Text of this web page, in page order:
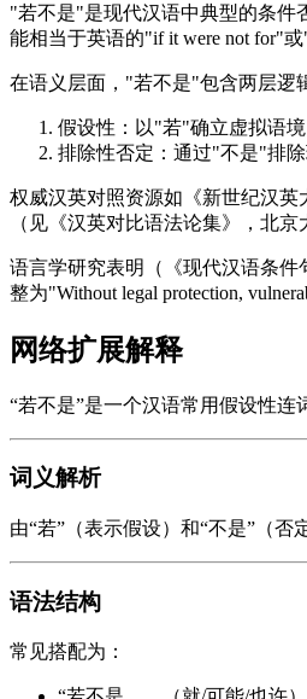
"若不是"是现代汉语中典型的条件
能相当于英语的"if it were not for"
在语义层面，"若不是"包含两层逻
假设性：以"若"确立虚拟语
排除性否定：通过"不是"排除
权威汉英对照资源如《新世纪汉
（见《汉英对比语法论集》，北
语言学研究表明（《现代汉语条
整为"Without legal protection,
网络扩展解释
“若不是”是一个汉语常用假设性连
词义解析
由“若”（表示假设）和“不是”（
语法结构
常见搭配为：